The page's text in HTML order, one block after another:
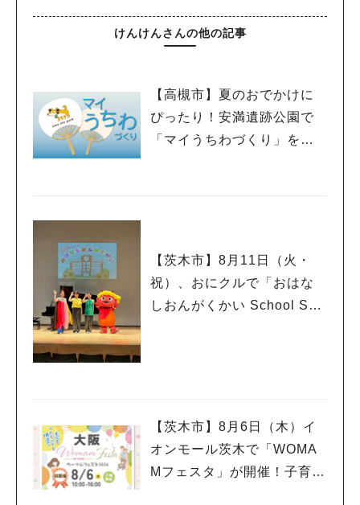
けんけんさんの他の記事
【高槻市】夏のおでかけに
ぴったり！安満遺跡公園で
「マイうちわづくり」を開
【茨木市】8月11日（火・
祝）、おにクルで「おはな
しおんがくかい School Son
【茨木市】8月6日（木）イ
オンモール茨木で「WOMA
Mフェスタ」が開催！子育て